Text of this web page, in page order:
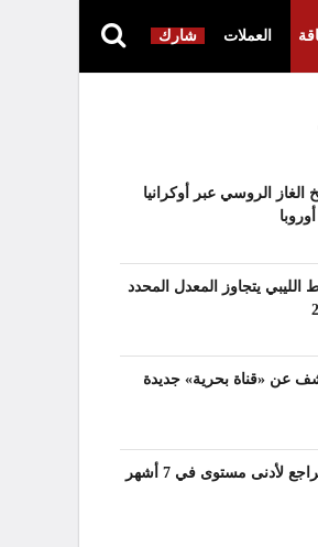
العملات شارك
الروسي عبر أوكرانيا
الليبي يتجاوز المعدل المحدد
عن «قناة بحرية» جديدة
لأدنى مستوى في 7 أشهر